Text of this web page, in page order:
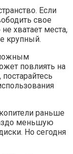
Если
свое
хватает места,
крупный.
повлиять на
раньше
меньшую
Но сегодня